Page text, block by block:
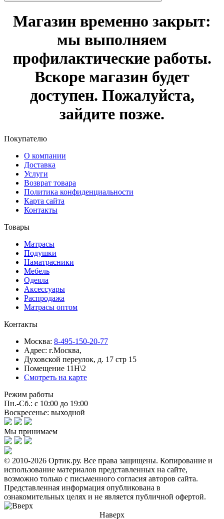
Магазин временно закрыт:
мы выполняем
профилактические работы.
Вскоре магазин будет
доступен. Пожалуйста,
зайдите позже.
Покупателю
О компании
Доставка
Услуги
Возврат товара
Политика конфиденциальности
Карта сайта
Контакты
Товары
Матрасы
Подушки
Наматрасники
Мебель
Одеяла
Аксессуары
Распродажа
Матрасы оптом
Контакты
Москва: 8-495-150-20-77
Адрес: г.Москва,
Духовской переулок, д. 17 стр 15
Помещение 11Н\2
Смотреть на карте
Режим работы
Пн.-Сб.: с 10:00 до 19:00
Воскресенье: выходной
Мы принимаем
© 2010-2026 Ортик.ру. Все права защищены. Копирование и
использование материалов представленных на сайте,
возможно только с письменного согласия авторов сайта.
Представленная информация опубликована в
ознакомительных целях и не является публичной офертой.
Наверх